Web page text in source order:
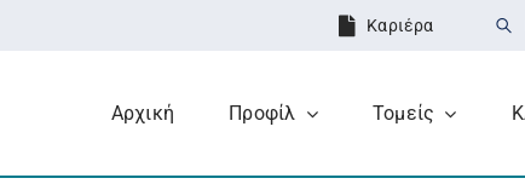
Καριέρα
Αρχική Προφίλ Τομείς